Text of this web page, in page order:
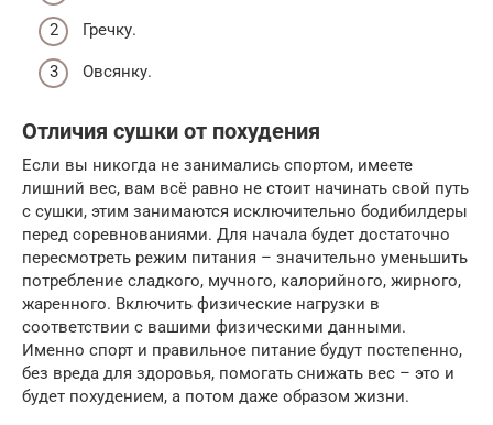
Гречку.
Овсянку.
Отличия сушки от похудения
Если вы никогда не занимались спортом, имеете
лишний вес, вам всё равно не стоит начинать свой путь
с сушки, этим занимаются исключительно бодибилдеры
перед соревнованиями. Для начала будет достаточно
пересмотреть режим питания – значительно уменьшить
потребление сладкого, мучного, калорийного, жирного,
жаренного. Включить физические нагрузки в
соответствии с вашими физическими данными.
Именно спорт и правильное питание будут постепенно,
без вреда для здоровья, помогать снижать вес – это и
будет похудением, а потом даже образом жизни.